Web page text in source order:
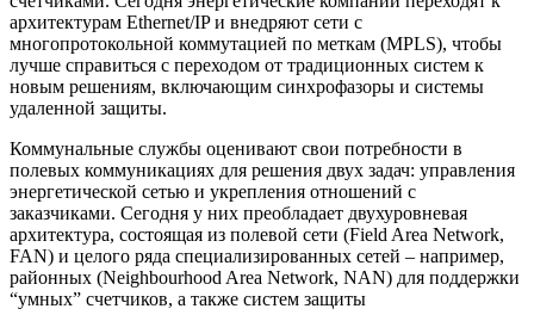
архитектурам Ethernet/IP и внедряют сети с
многопротокольной коммутацией по меткам (MPLS), чтобы
лучше справиться с переходом от традиционных систем к
новым решениям, включающим синхрофазоры и системы
удаленной защиты.
Коммунальные службы оценивают свои потребности в
полевых коммуникациях для решения двух задач: управления
энергетической сетью и укрепления отношений с
заказчиками. Сегодня у них преобладает двухуровневая
архитектура, состоящая из полевой сети (Field Area Network,
FAN) и целого ряда специализированных сетей – например,
районных (Neighbourhood Area Network, NAN) для поддержки
“умных” счетчиков, а также систем защиты